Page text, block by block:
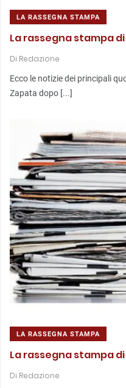
LA RASSEGNA STAMPA
La rassegna stampa
Di Redazione
Ecco le notizie dei principali
Zapata dopo [...]
LA RASSEGNA STAMPA
La rassegna stampa
Di Redazione